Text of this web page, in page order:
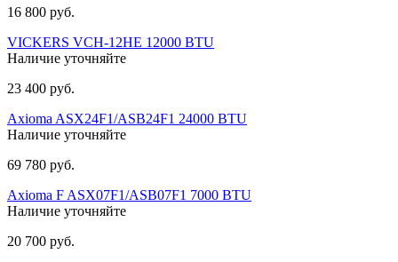
16 800 руб.
VICKERS VCH-12HE 12000 BTU
Наличие уточняйте
23 400 руб.
Axioma ASX24F1/ASB24F1 24000 BTU
Наличие уточняйте
69 780 руб.
Axioma F ASX07F1/ASB07F1 7000 BTU
Наличие уточняйте
20 700 руб.